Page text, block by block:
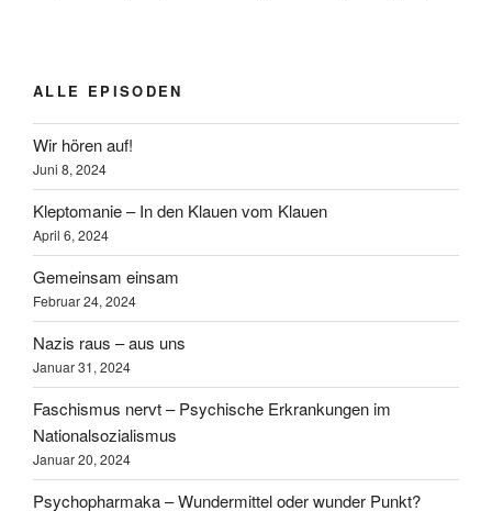
ALLE EPISODEN
Wir hören auf!
Juni 8, 2024
Kleptomanie – In den Klauen vom Klauen
April 6, 2024
Gemeinsam einsam
Februar 24, 2024
Nazis raus – aus uns
Januar 31, 2024
Faschismus nervt – Psychische Erkrankungen im
Nationalsozialismus
Januar 20, 2024
Psychopharmaka – Wundermittel oder wunder Punkt?